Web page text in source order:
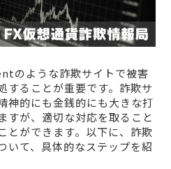
のような詐欺サイトで被害
することが重要です。詐欺サ
神的にも金銭的にも大きな打
すが、適切な対応を取ること
とができます。以下に、詐欺
いて、具体的なステップを紹